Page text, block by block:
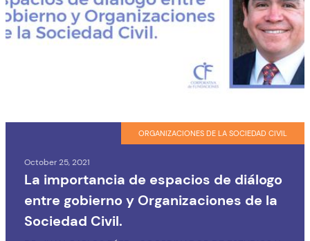
ORGANIZACIONES DE LA SOCIEDAD CIVIL
October 25, 2021
La importancia de espacios de diálogo
entre gobierno y Organizaciones de la
Sociedad Civil.